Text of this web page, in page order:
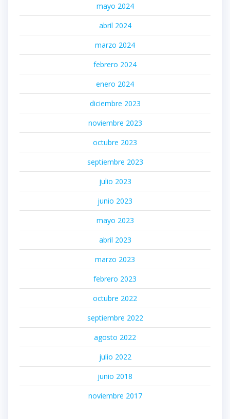
mayo 2024
abril 2024
marzo 2024
febrero 2024
enero 2024
diciembre 2023
noviembre 2023
octubre 2023
septiembre 2023
julio 2023
junio 2023
mayo 2023
abril 2023
marzo 2023
febrero 2023
octubre 2022
septiembre 2022
agosto 2022
julio 2022
junio 2018
noviembre 2017